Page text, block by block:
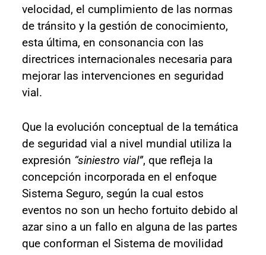
velocidad, el cumplimiento de las normas
de tránsito y la gestión de conocimiento,
esta última, en consonancia con las
directrices internacionales necesaria para
mejorar las intervenciones en seguridad
vial.
Que la evolución conceptual de la temática
de seguridad vial a nivel mundial utiliza la
expresión “siniestro vial”, que refleja la
concepción incorporada en el enfoque
Sistema Seguro, según la cual estos
eventos no son un hecho fortuito debido al
azar sino a un fallo en alguna de las partes
que conforman el Sistema de movilidad